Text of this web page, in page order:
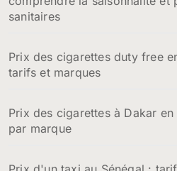
sanitaires
Prix des cigarettes duty free
tarifs et marques
Prix des cigarettes à Dakar
par marque